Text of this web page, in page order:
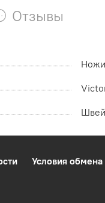
Отзывы
Ножи
Условия